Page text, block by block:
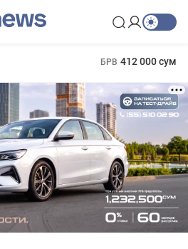
БРВ 412 000 сум